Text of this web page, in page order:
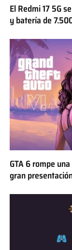
El Redmi 17 5G
y batería de
GTA 6 rompe
gran